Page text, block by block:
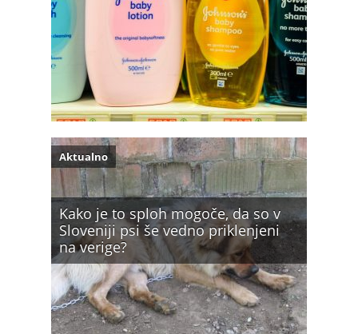
Kako je to sploh mogoče, da so v
Sloveniji psi še vedno priklenjeni
na verige?
Aktualno